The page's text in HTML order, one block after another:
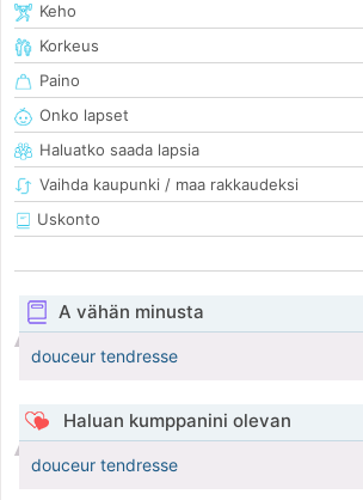
Keho
Korkeus
Paino
Onko lapset
Haluatko saada lapsia
Vaihda kaupunki / maa rakkaudeksi
Uskonto
A vähän minusta
douceur tendresse
Haluan kumppanini olevan
douceur tendresse